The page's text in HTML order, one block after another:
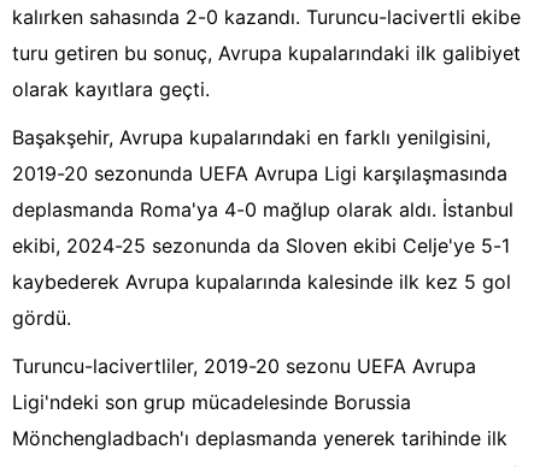
kalırken sahasında 2-0 kazandı. Turuncu-lacivertli ekibe
turu getiren bu sonuç, Avrupa kupalarındaki ilk galibiyet
olarak kayıtlara geçti.
Başakşehir, Avrupa kupalarındaki en farklı yenilgisini,
2019-20 sezonunda UEFA Avrupa Ligi karşılaşmasında
deplasmanda Roma'ya 4-0 mağlup olarak aldı. İstanbul
ekibi, 2024-25 sezonunda da Sloven ekibi Celje'ye 5-1
kaybederek Avrupa kupalarında kalesinde ilk kez 5 gol
gördü.
Turuncu-lacivertliler, 2019-20 sezonu UEFA Avrupa
Ligi'ndeki son grup mücadelesinde Borussia
Mönchengladbach'ı deplasmanda yenerek tarihinde ilk